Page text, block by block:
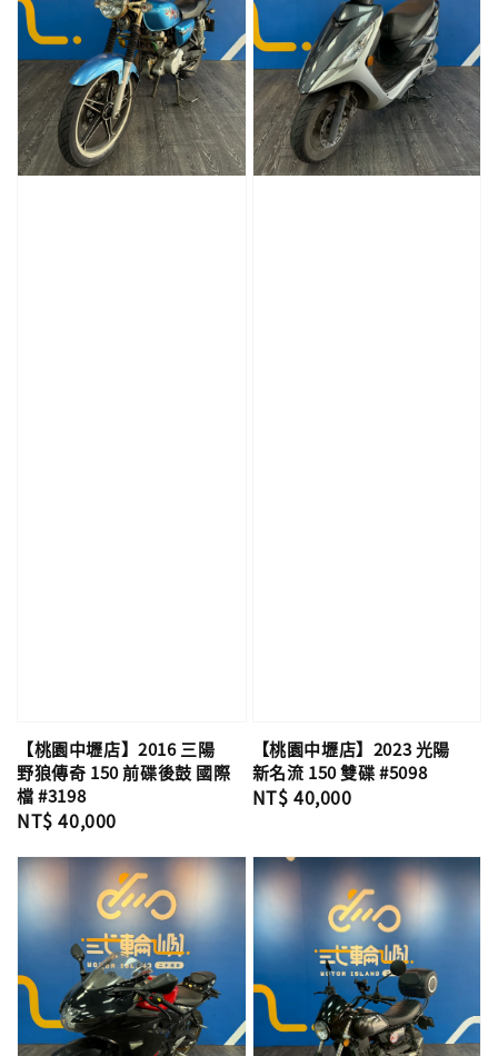
【桃園中壢店】2016 三陽
野狼傳奇 150 前碟後鼓 國際
檔 #3198
Regular
NT$ 40,000
【桃園中壢店】2023 光陽
新名流 150 雙碟 #5098
Regular
NT$ 40,000